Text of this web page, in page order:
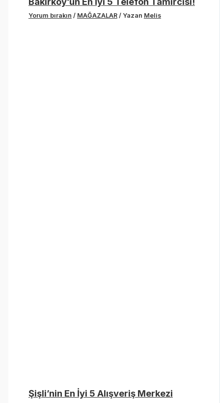
Yorum bırakın / MAĞAZALAR/ Yazan Melis
Şişli’nin En İyi 5 Alışveriş Merkezi